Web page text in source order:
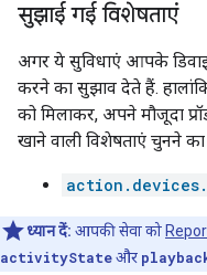
सुझाई गई विशेषताएं
अगर ये सुविधाएं आपके
करने का सुझाव देते हैं.
को मिलाकर, अपने मौजूदा
खाने वाली विशेषताएं चुनने का
ध्यान दें: आपकी सेवा को
activityStateऔर